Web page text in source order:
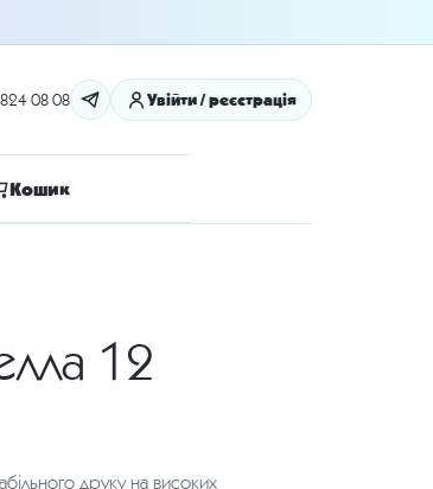
08 08 Увійти / реєстрація
Кошик
12
друку на високих